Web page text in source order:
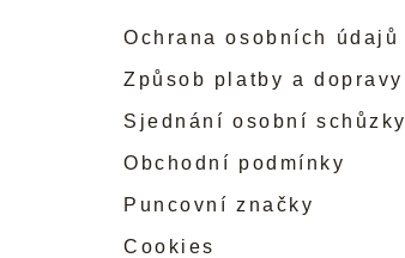
Ochrana osobních údajů
Způsob platby a dopravy
Sjednání osobní schůzky
Obchodní podmínky
Puncovní značky
Cookies